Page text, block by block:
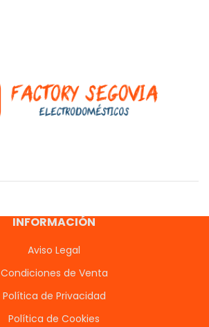
INFORMACIÓN
Aviso Legal
Condiciones de Venta
Política de Privacidad
Política de Cookies